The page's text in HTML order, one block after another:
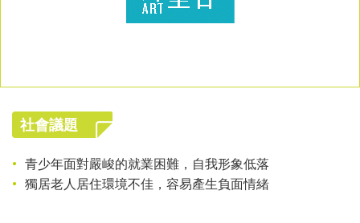
社會議題
青少年面對嚴峻的就業困難，自我形象低落
獨居老人居住環境不佳，容易產生負面情緒